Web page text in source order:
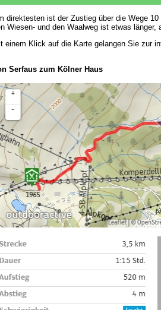
direktesten ist der Zustieg über die Wege
Wiesen- und den Waalweg ist etwas länger,
einem Klick auf die Karte gelangen Sie zur
Serfaus zum Kölner Haus